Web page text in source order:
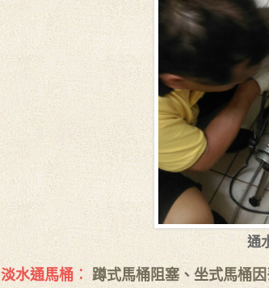
通
淡水通馬桶︰ 蹲式馬桶阻塞、坐式馬桶